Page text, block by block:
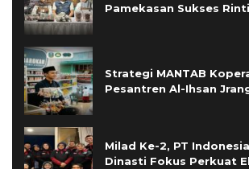
Pamekasan Sukses
Strategi MANTAB
Pesantren Al-Ihsan
Milad Ke-2, PT
Dinasti Fokus Perkuat